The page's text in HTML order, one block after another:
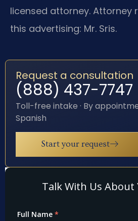
licensed attorney. Attorney
this advertising: Mr. Sris.
Request a consultation
(888) 437-7747
Toll-free intake · By
Spanish
Start your request